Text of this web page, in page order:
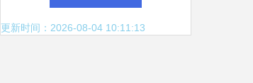
验检测服务升级
更新时间：2026-08-04 10:11:13